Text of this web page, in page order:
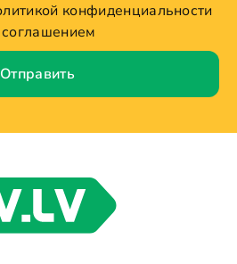
конфиденциальности
Отправить